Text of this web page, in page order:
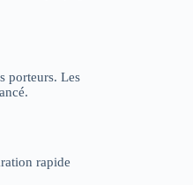
porteurs. Les
rapide